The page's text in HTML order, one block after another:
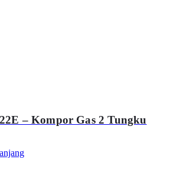
– Kompor Gas 2 Tungku